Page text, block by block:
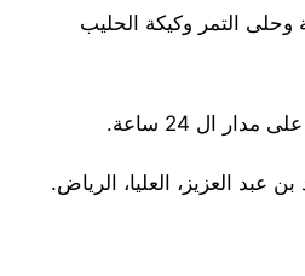
وحلى التمر وكيكة الحليب
ال 24 ساعة.
عبد العزيز، العليا، الرياض.